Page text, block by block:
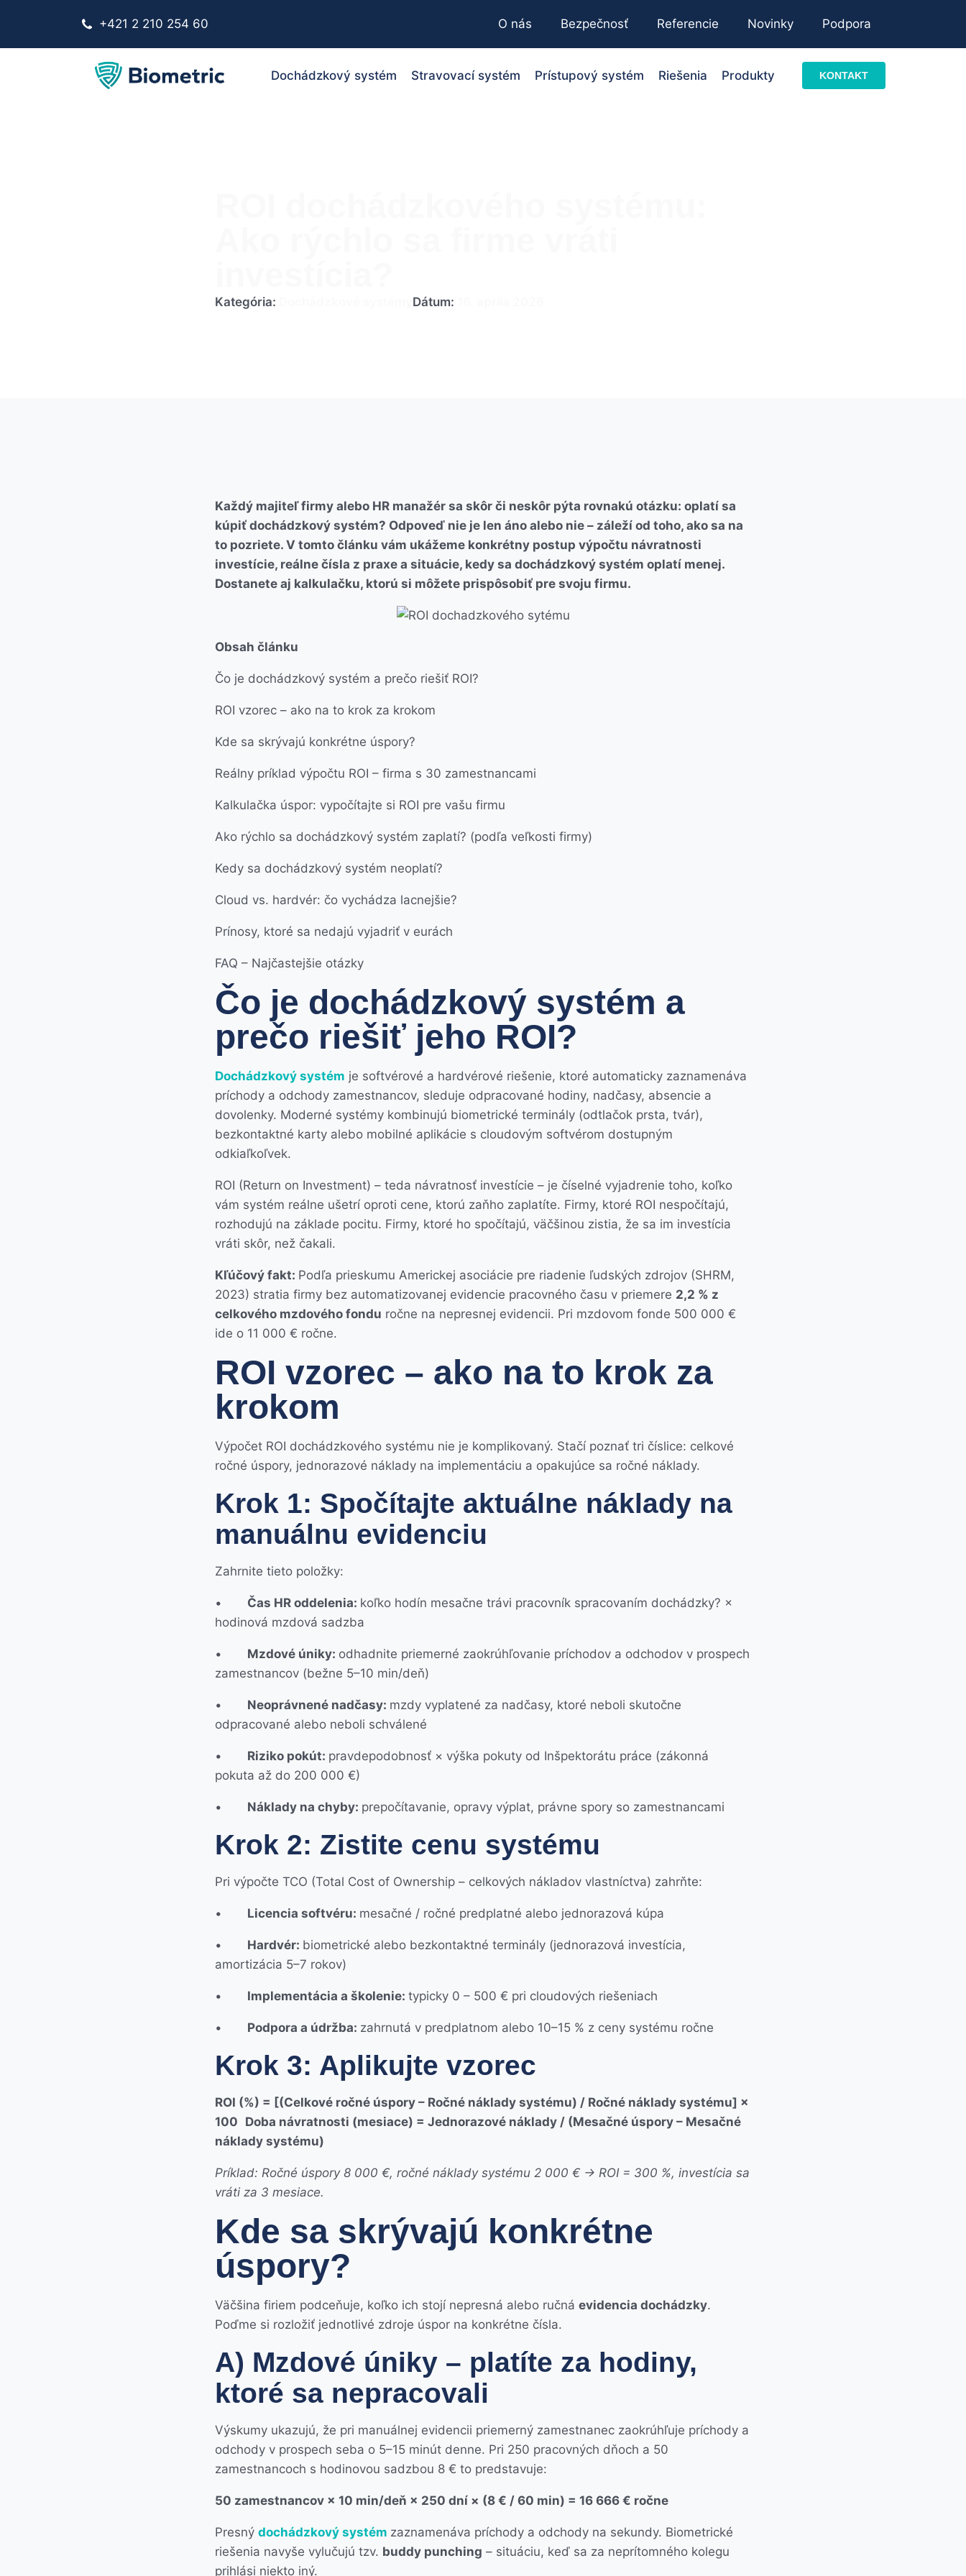
+421 2 210 254 60 O nás Bezpečnosť Referencie Novinky Podpora
Dochádzkový systém Stravovací systém Prístupový systém Riešenia Produkty KONTAKT
Kategória: Dátum:
Každý majiteľ firmy alebo HR manažér sa skôr či neskôr pýta rovnakú otázku: oplatí sa
kúpiť dochádzkový systém? Odpoveď nie je len áno alebo nie – záleží od toho, ako sa na
to pozriete. V tomto článku vám ukážeme konkrétny postup výpočtu návratnosti
investície, reálne čísla z praxe a situácie, kedy sa dochádzkový systém oplatí menej.
Dostanete aj kalkulačku, ktorú si môžete prispôsobiť pre svoju firmu.
Obsah článku
Čo je dochádzkový systém a prečo riešiť ROI?
ROI vzorec – ako na to krok za krokom
Kde sa skrývajú konkrétne úspory?
Reálny príklad výpočtu ROI – firma s 30 zamestnancami
Kalkulačka úspor: vypočítajte si ROI pre vašu firmu
Ako rýchlo sa dochádzkový systém zaplatí? (podľa veľkosti firmy)
Kedy sa dochádzkový systém neoplatí?
Cloud vs. hardvér: čo vychádza lacnejšie?
Prínosy, ktoré sa nedajú vyjadriť v eurách
FAQ – Najčastejšie otázky
Čo je dochádzkový systém a
prečo riešiť jeho ROI?
Dochádzkový systém je softvérové a hardvérové riešenie, ktoré automaticky zaznamenáva
príchody a odchody zamestnancov, sleduje odpracované hodiny, nadčasy, absencie a
dovolenky. Moderné systémy kombinujú biometrické terminály (odtlačok prsta, tvár),
bezkontaktné karty alebo mobilné aplikácie s cloudovým softvérom dostupným
odkiaľkoľvek.
ROI (Return on Investment) – teda návratnosť investície – je číselné vyjadrenie toho, koľko
vám systém reálne ušetrí oproti cene, ktorú zaňho zaplatíte. Firmy, ktoré ROI nespočítajú,
rozhodujú na základe pocitu. Firmy, ktoré ho spočítajú, väčšinou zistia, že sa im investícia
vráti skôr, než čakali.
Kľúčový fakt: Podľa prieskumu Americkej asociácie pre riadenie ľudských zdrojov (SHRM,
2023) stratia firmy bez automatizovanej evidencie pracovného času v priemere 2,2 % z
celkového mzdového fondu ročne na nepresnej evidencii. Pri mzdovom fonde 500 000 €
ide o 11 000 € ročne.
ROI vzorec – ako na to krok za
krokom
Výpočet ROI dochádzkového systému nie je komplikovaný. Stačí poznať tri číslice: celkové
ročné úspory, jednorazové náklady na implementáciu a opakujúce sa ročné náklady.
Krok 1: Spočítajte aktuálne náklady na
manuálnu evidenciu
Zahrnite tieto položky:
• Čas HR oddelenia: koľko hodín mesačne trávi pracovník spracovaním dochádzky? ×
hodinová mzdová sadzba
• Mzdové úniky: odhadnite priemerné zaokrúhľovanie príchodov a odchodov v prospech
zamestnancov (bežne 5–10 min/deň)
• Neoprávnené nadčasy: mzdy vyplatené za nadčasy, ktoré neboli skutočne
odpracované alebo neboli schválené
• Riziko pokút: pravdepodobnosť × výška pokuty od Inšpektorátu práce (zákonná
pokuta až do 200 000 €)
• Náklady na chyby: prepočítavanie, opravy výplat, právne spory so zamestnancami
Krok 2: Zistite cenu systému
Pri výpočte TCO (Total Cost of Ownership – celkových nákladov vlastníctva) zahrňte:
• Licencia softvéru: mesačné / ročné predplatné alebo jednorazová kúpa
• Hardvér: biometrické alebo bezkontaktné terminály (jednorazová investícia,
amortizácia 5–7 rokov)
• Implementácia a školenie: typicky 0 – 500 € pri cloudových riešeniach
• Podpora a údržba: zahrnutá v predplatnom alebo 10–15 % z ceny systému ročne
Krok 3: Aplikujte vzorec
ROI (%) = [(Celkové ročné úspory – Ročné náklady systému) / Ročné náklady systému] ×
100 Doba návratnosti (mesiace) = Jednorazové náklady / (Mesačné úspory – Mesačné
náklady systému)
Príklad: Ročné úspory 8 000 €, ročné náklady systému 2 000 € → ROI = 300 %, investícia sa
vráti za 3 mesiace.
Kde sa skrývajú konkrétne
úspory?
Väčšina firiem podceňuje, koľko ich stojí nepresná alebo ručná evidencia dochádzky.
Poďme si rozložiť jednotlivé zdroje úspor na konkrétne čísla.
A) Mzdové úniky – platíte za hodiny,
ktoré sa nepracovali
Výskumy ukazujú, že pri manuálnej evidencii priemerný zamestnanec zaokrúhľuje príchody a
odchody v prospech seba o 5–15 minút denne. Pri 250 pracovných dňoch a 50
zamestnancoch s hodinovou sadzbou 8 € to predstavuje:
50 zamestnancov × 10 min/deň × 250 dní × (8 € / 60 min) = 16 666 € ročne
Presný dochádzkový systém zaznamenáva príchody a odchody na sekundy. Biometrické
riešenia navyše vylučujú tzv. buddy punching – situáciu, keď sa za neprítomného kolegu
prihlási niekto iný.